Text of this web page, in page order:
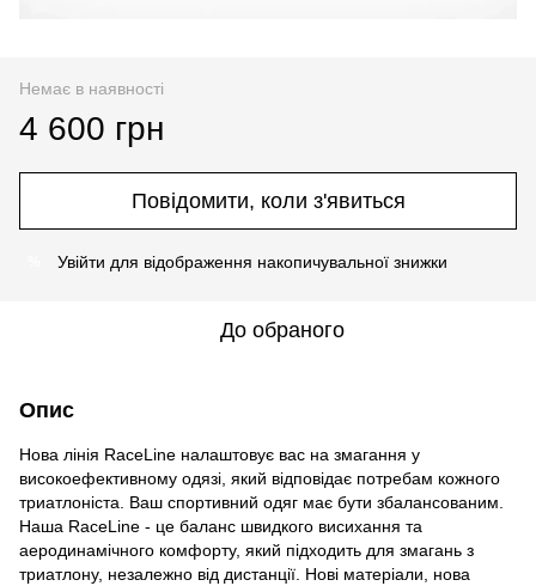
Немає в наявності
4 600 грн
Повідомити, коли з'явиться
Увійти для відображення накопичувальної знижки
До обраного
Опис
Нова лінія RaceLine налаштовує вас на змагання у
високоефективному одязі, який відповідає потребам кожного
триатлоніста. Ваш спортивний одяг має бути збалансованим.
Наша RaceLine - це баланс швидкого висихання та
аеродинамічного комфорту, який підходить для змагань з
триатлону, незалежно від дистанції. Нові матеріали, нова